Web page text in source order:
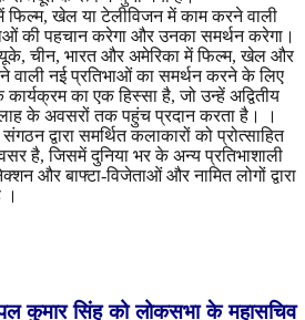
फिल्म, खेल या टेलीविजन में काम करने वाली
की पहचान करेगा और उनका समर्थन करेगा।
यूके, चीन, भारत और अमेरिका में फिल्म, खेल और
वाली नई प्रतिभाओं का समर्थन करने के लिए
का एक हिस्सा है, जो उन्हें अद्वितीय
के अवसरों तक पहुंच प्रदान करता है। ।
द्वारा समर्थित कलाकारों को प्रोत्साहित
है, जिसमें दुनिया भर के अन्य प्रतिभाशाली
और बाफ्टा-विजेताओं और नामित लोगों द्वारा
।
कुमार सिंह को लोकसभा के महासचिव